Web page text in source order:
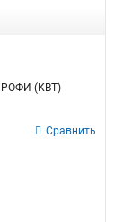
(КВТ)
Сравнить